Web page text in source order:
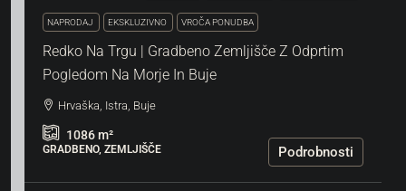
NAPRODAJ EKSKLUZIVNO VROČA PONUDBA
Redko Na Trgu | Gradbeno Zemljišče Z Odprtim
Pogledom Na Morje In Buje
Hrvaška, Istra, Buje
1086m²
GRADBENO, ZEMLJIŠČE Podrobnosti